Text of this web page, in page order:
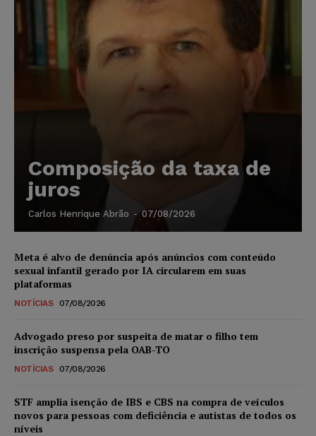
Composição da taxa de
juros
Carlos Henrique Abrão - 07/08/2026
Meta é alvo de denúncia após anúncios com conteúdo
sexual infantil gerado por IA circularem em suas
plataformas
NOTÍCIAS 07/08/2026
Advogado preso por suspeita de matar o filho tem
inscrição suspensa pela OAB-TO
NOTÍCIAS 07/08/2026
STF amplia isenção de IBS e CBS na compra de veículos
novos para pessoas com deficiência e autistas de todos os
níveis